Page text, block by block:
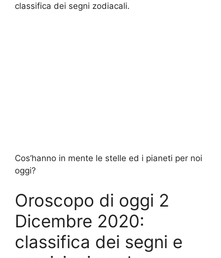
classifica dei segni zodiacali.
Cos’hanno in mente le stelle ed i pianeti per noi
oggi?
Oroscopo di oggi 2
Dicembre 2020:
classifica dei segni e